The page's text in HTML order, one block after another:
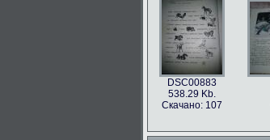
DSC00883
538.29 Kb.
Скачано: 107